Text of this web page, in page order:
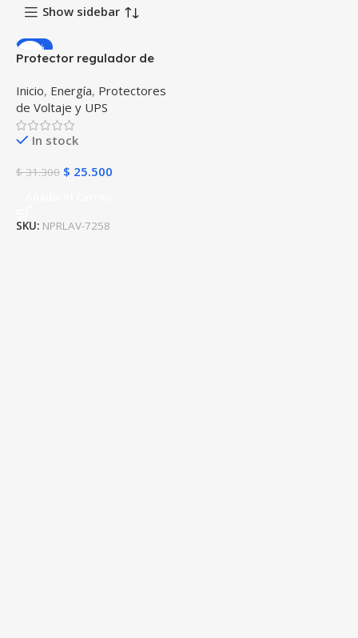
Show sidebar
-19%
Protector regulador de
Powest Lavomatic 120V –
10A Protección contra
apagones Lavadoras de
hasta 30 Libras
Inicio, Energía, Protectores
de Voltaje y UPS
In stock
$31.300 $ 25.500
SKU: NPRLAV-7258